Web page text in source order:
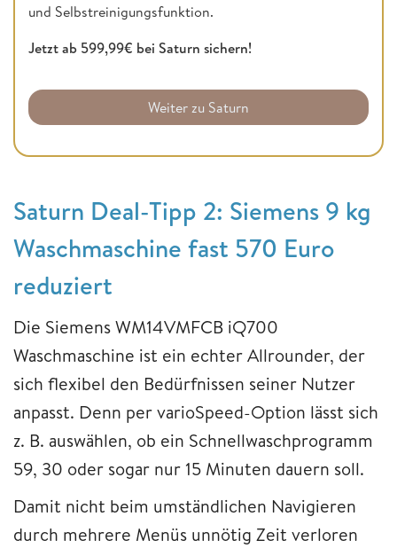
und Selbstreinigungsfunktion.
Jetzt ab 599,99€ bei Saturn sichern!
Weiter zu Saturn
Saturn Deal-Tipp 2: Siemens 9 kg
Waschmaschine fast 570 Euro
reduziert
Die Siemens WM14VMFCB iQ700
Waschmaschine ist ein echter Allrounder, der
sich flexibel den Bedürfnissen seiner Nutzer
anpasst. Denn per varioSpeed-Option lässt sich
z. B. auswählen, ob ein Schnellwaschprogramm
59, 30 oder sogar nur 15 Minuten dauern soll.
Damit nicht beim umständlichen Navigieren
durch mehrere Menüs unnötig Zeit verloren